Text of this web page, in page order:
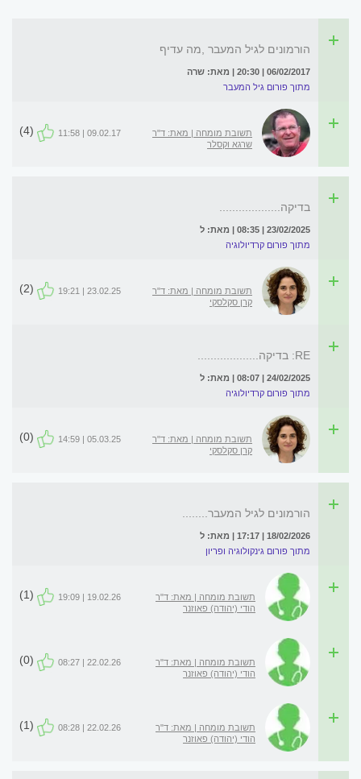
הורמונים לגיל המעבר ,מה עדיף
06/02/2017 | 20:30 | מאת: שרה
מתוך פורום גיל המעבר
תשובת מומחה | מאת: ד"ר
שרגא וקסלר
09.02.17 | 11:58
(4)
בדיקה...................
23/02/2025 | 08:35 | מאת: ל
מתוך פורום קרדיולוגיה
תשובת מומחה | מאת: ד"ר
קרן סקלסקי
23.02.25 | 19:21
(2)
RE: בדיקה...................
24/02/2025 | 08:07 | מאת: ל
מתוך פורום קרדיולוגיה
תשובת מומחה | מאת: ד"ר
קרן סקלסקי
05.03.25 | 14:59
(0)
הורמונים לגיל המעבר........
18/02/2026 | 17:17 | מאת: ל
מתוך פורום גינקולוגיה ופריון
תשובת מומחה | מאת: ד"ר
הודי (יהודה) פאוזנר
19.02.26 | 19:09
(1)
תשובת מומחה | מאת: ד"ר
הודי (יהודה) פאוזנר
22.02.26 | 08:27
(0)
תשובת מומחה | מאת: ד"ר
הודי (יהודה) פאוזנר
22.02.26 | 08:28
(1)